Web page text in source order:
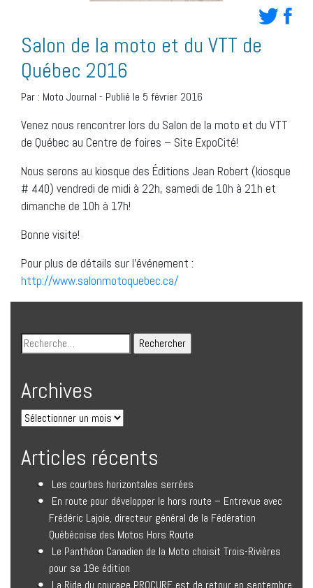
Salon de la moto et du VTT de
Québec 2016
Par : Moto Journal - Publié le 5 février 2016
Venez nous rencontrer lors du Salon de la moto et du VTT
de Québec au Centre de foires – Site ExpoCité!
Nous serons au kiosque des Éditions Jean Robert (kiosque
# 440) vendredi de midi à 22h, samedi de 10h à 21h et
dimanche de 10h à 17h!
Bonne visite!
Pour plus de détails sur l’événement :
http://www.salonmotoquebec.ca/
Archives
Articles récents
Les courbes horizontales serrées
En route pour développer le hors route – Entrevue avec
Frédéric Lajoie, directeur général de la Fédération
Québécoise des Motos Hors Route
Le Panthéon Canadien de la Moto choisit Trois-Rivières
pour sa 19e édition
La Ride du courage PROCURE est de retour en septembre